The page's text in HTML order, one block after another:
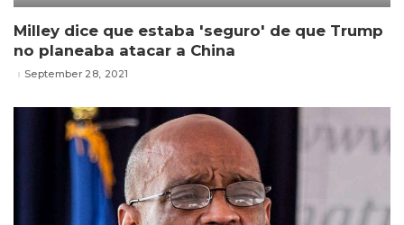
Milley dice que estaba 'seguro' de que Trump
no planeaba atacar a China
September 28, 2021